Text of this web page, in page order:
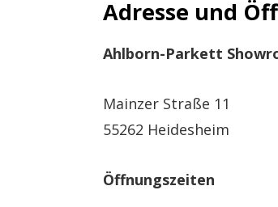
Adresse und
Ahlborn-Parkett
Mainzer Straße 11
55262 Heidesheim
Öffnungszeiten